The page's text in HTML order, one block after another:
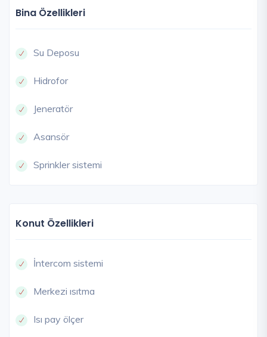
Bina Özellikleri
Su Deposu
Hidrofor
Jeneratör
Asansör
Sprinkler sistemi
Konut Özellikleri
İntercom sistemi
Merkezi ısıtma
Isı pay ölçer